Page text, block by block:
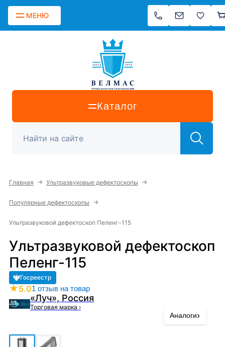
МЕНЮ
Каталог
Главная → Ультразвуковые дефектоскопы →
Популярные дефектоскопы →
Ультразвуковой дефектоскоп Пеленг-115
Ультразвуковой дефектоскоп
Пеленг-115
Госреестр
★5.01 отзыв на товар
«Луч», Россия
Торговая марка ›
Аналоги›